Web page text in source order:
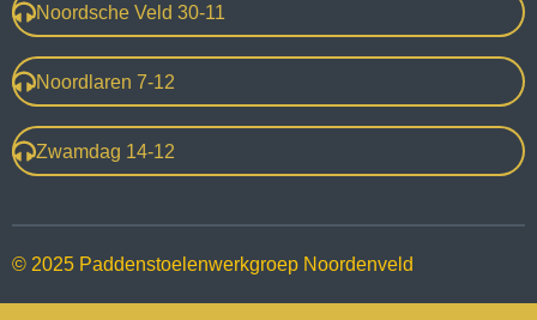
Noordsche Veld 30-11
Noordlaren 7-12
Zwamdag 14-12
© 2025 Paddenstoelenwerkgroep Noordenveld